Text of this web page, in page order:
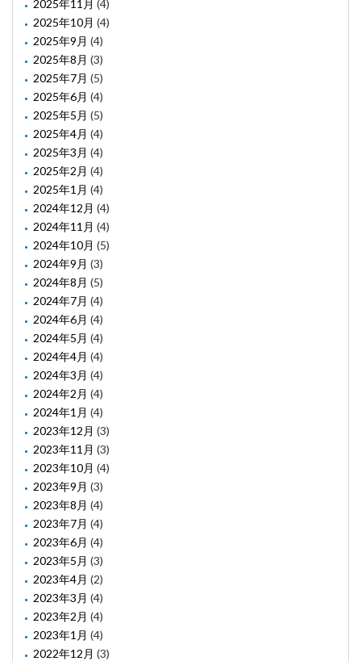
2025年11月 (4)
2025年10月 (4)
2025年9月 (4)
2025年8月 (3)
2025年7月 (5)
2025年6月 (4)
2025年5月 (5)
2025年4月 (4)
2025年3月 (4)
2025年2月 (4)
2025年1月 (4)
2024年12月 (4)
2024年11月 (4)
2024年10月 (5)
2024年9月 (3)
2024年8月 (5)
2024年7月 (4)
2024年6月 (4)
2024年5月 (4)
2024年4月 (4)
2024年3月 (4)
2024年2月 (4)
2024年1月 (4)
2023年12月 (3)
2023年11月 (3)
2023年10月 (4)
2023年9月 (3)
2023年8月 (4)
2023年7月 (4)
2023年6月 (4)
2023年5月 (3)
2023年4月 (2)
2023年3月 (4)
2023年2月 (4)
2023年1月 (4)
2022年12月 (3)